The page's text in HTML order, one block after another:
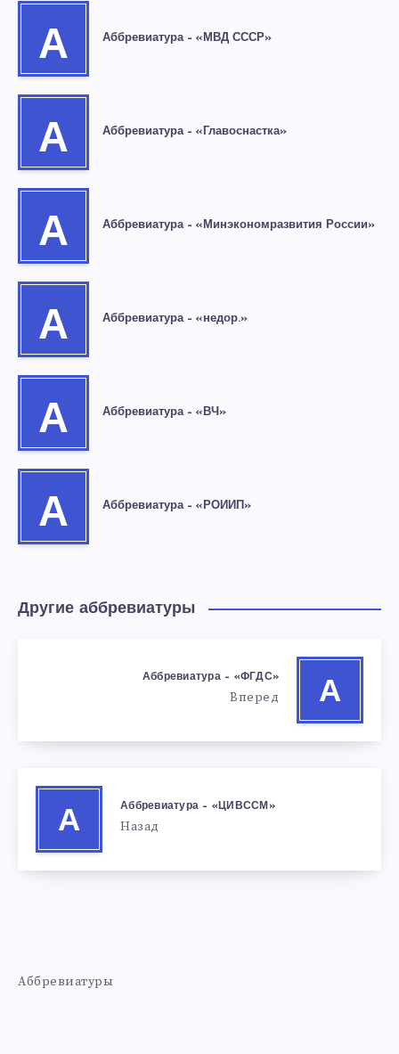
А Аббревиатура – «МВД СССР»
А Аббревиатура – «Главоснастка»
А Аббревиатура – «Минэкономразвития России»
А Аббревиатура – «недор.»
А Аббревиатура – «ВЧ»
А Аббревиатура – «РОИИП»
Другие аббревиатуры
А
Аббревиатура – «ФГДС»
Вперед
А
Аббревиатура – «ЦИВССМ»
Назад
Аббревиатуры